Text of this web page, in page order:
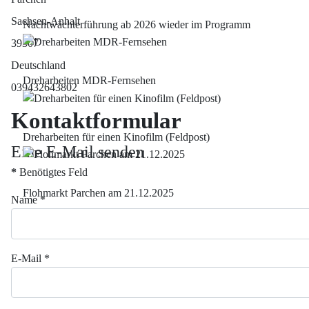
Nachtwächterführung ab 2026 wieder im Programm
Dreharbeiten MDR-Fernsehen
Dreharbeiten für einen Kinofilm (Feldpost)
Flohmarkt Parchen am 21.12.2025
Sachsen-Anhalt
39307
Deutschland
Telefon:
039432643802
Kontaktformular
Eine E-Mail senden
* Benötigtes Feld
Name*
E-Mail *